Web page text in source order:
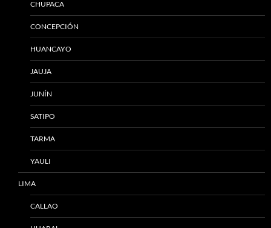
CHUPACA
CONCEPCIÓN
HUANCAYO
JAUJA
JUNÍN
SATIPO
TARMA
YAULI
LIMA
CALLAO